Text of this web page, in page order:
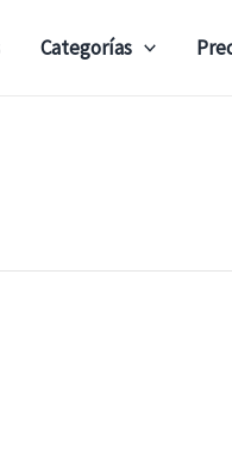
Categorías